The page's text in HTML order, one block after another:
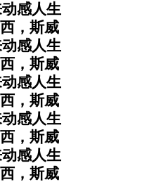
感人生
，斯威
感人生
，斯威
感人生
，斯威
感人生
，斯威
感人生
，斯威